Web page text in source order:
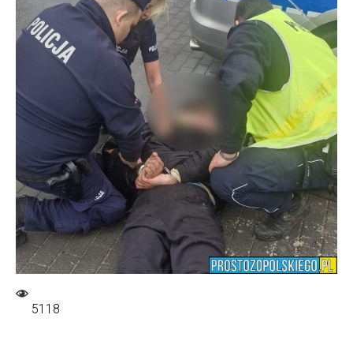
5118